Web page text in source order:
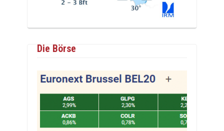
Die Börse